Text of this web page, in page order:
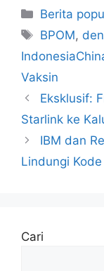
Kategori
Berita
Tag
BPOM,
Vaksin
Eksklusif:
Starlink ke
IBM dan
Lindungi
Cari